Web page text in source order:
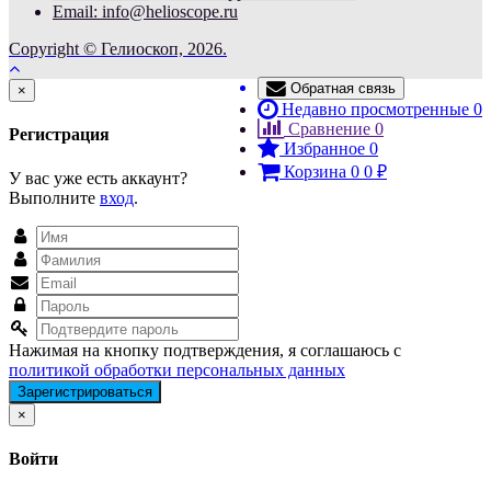
Email: info@helioscope.ru
Copyright © Гелиоскоп, 2026.
Обратная связь
Недавно просмотренные 0
Сравнение 0
Избранное 0
Корзина 0 0 ₽
×
Регистрация
У вас уже есть аккаунт?
Выполните вход.
Нажимая на кнопку подтверждения, я соглашаюсь с
политикой обработки персональных данных
×
Войти